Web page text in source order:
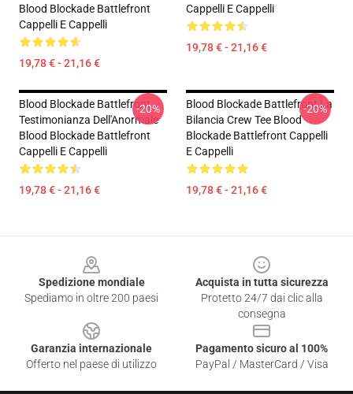
Blood Blockade Battlefront
Cappelli E Cappelli
19,78 € - 21,16 €
Cappelli E Cappelli
19,78 € - 21,16 €
Blood Blockade Battlefront
Testimonianza Dell'Anormale
Blood Blockade Battlefront
Cappelli E Cappelli
19,78 € - 21,16 €
-20%
Blood Blockade Battlefront La
Bilancia Crew Tee Blood
Blockade Battlefront Cappelli
E Cappelli
19,78 € - 21,16 €
-20%
Spedizione mondiale
Spediamo in oltre 200 paesi
Acquista in tutta sicurezza
Protetto 24/7 dai clic alla
consegna
Garanzia internazionale
Offerto nel paese di utilizzo
Pagamento sicuro al 100%
PayPal / MasterCard / Visa